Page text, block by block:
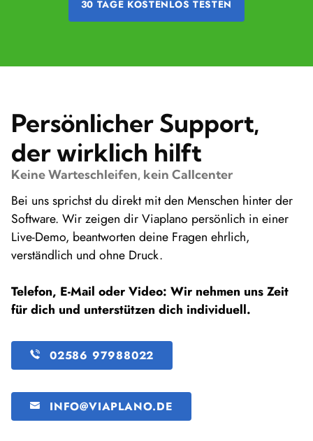
30 TAGE KOSTENLOS TESTEN
Persönlicher Support,
der wirklich hilft
Keine Warteschleifen, kein Callcenter
Bei uns sprichst du direkt mit den Menschen hinter der
Software. Wir zeigen dir Viaplano persönlich in einer
Live-Demo, beantworten deine Fragen ehrlich,
verständlich und ohne Druck.
Telefon, E-Mail oder Video: Wir nehmen uns Zeit
für dich und unterstützen dich individuell.
02586 97988022
INFO@VIAPLANO.DE